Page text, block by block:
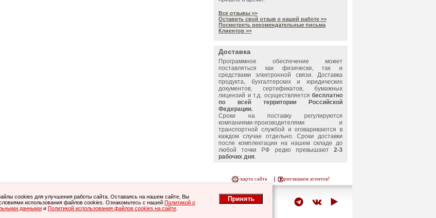
Все отзывы >>
Оставить свой отзыв о нашей работе >>
Посмотреть рекомендательные письма
Клиентов >>
Доставка
Программное обеспечение может
поставляться как физически, так и
средствами электронной связи. Доставка
продукта, бухгалтерских и юридических
документов, сертификатов, бумажных
лицензий и т.д. осуществляется бесплатно
по всей территории Российской
Федерации.
Сроки на поставку регулируются
компаниями-производителями и
транспортной службой и оговариваются в
каждом случае отдельно. Сроки доставки
после комплектации на нашем складе до
любой точки РФ редко превышают 2-3
рабочих дня.
карта сайта приглашаем агентов!
cookies для улучшения работы сайта. Оставаясь на нашем сайте, Вы
использования файлов cookies. Ознакомьтесь с нашей Политикой о
данными и Политикой использования файлов cookies на сайте
Принять
права защищены.
С условиями возврата приобретенного ПО Вы можете ознакомитьсяздесь.
, тел. 8-800-505-05-40, (495)845-20-40, (812)615-81-20.